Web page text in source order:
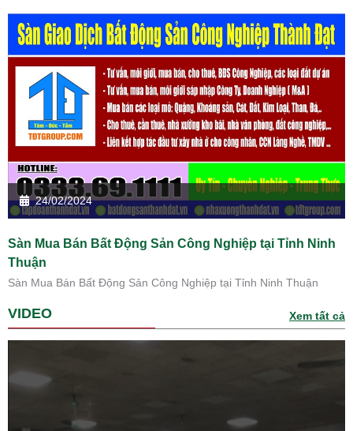
24/02/2024
Sàn Mua Bán Bất Động Sản Công Nghiệp tại Tỉnh Ninh
Thuận
Sàn Mua Bán Bất Động Sản Công Nghiệp tại Tỉnh Ninh Thuận
VIDEO Xem tất cả